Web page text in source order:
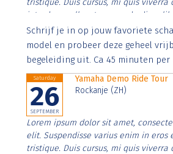
tristique. Duis cursus, mi quis viverra
interdum nulla, ut commodo diam
Aenean faucibus nibh et justo cursus
imperdiet. Nunc ut sem vitae risus
Schrijf je in op jouw favoriete
model en probeer deze geheel
begeleiding uit. Ca 45 minuten per
Saturday
26
SEPTEMBER
Yamaha Demo Ride Tour
Rockanje (ZH)
Lorem ipsum dolor sit amet,
elit. Suspendisse varius enim in eros
tristique. Duis cursus, mi quis viverra